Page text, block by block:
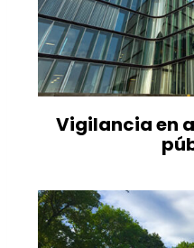
Vigilancia en